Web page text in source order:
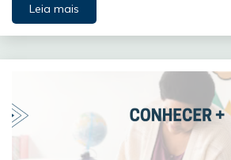
Leia mais